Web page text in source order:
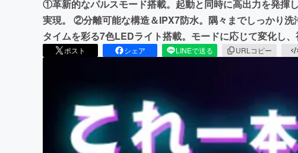
①革新的なパルスモード搭載。起動と同時に高出力を発揮
実現。 ②分離可能な構造＆IPX7防水。隅々までしっかり
タイムを彩る7色LEDライト搭載。モードに応じて変化し、
ポスト シェア LINEで送る URLコピー